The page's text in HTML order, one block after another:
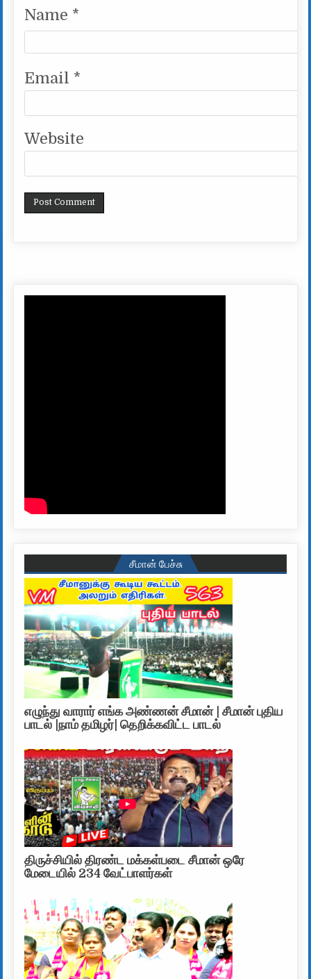
Name *
Email *
Website
சீமான் பேச்சு
எழுந்து வாரார் எங்க அண்ணன் சீமான் | சீமான் புதிய
பாடல் |நாம் தமிழர்| தெறிக்கவிட்ட பாடல்
திருச்சியில் திரண்ட மக்கள்படை சீமான் ஒரே
மேடையில் 234 வேட்பாளர்கள்